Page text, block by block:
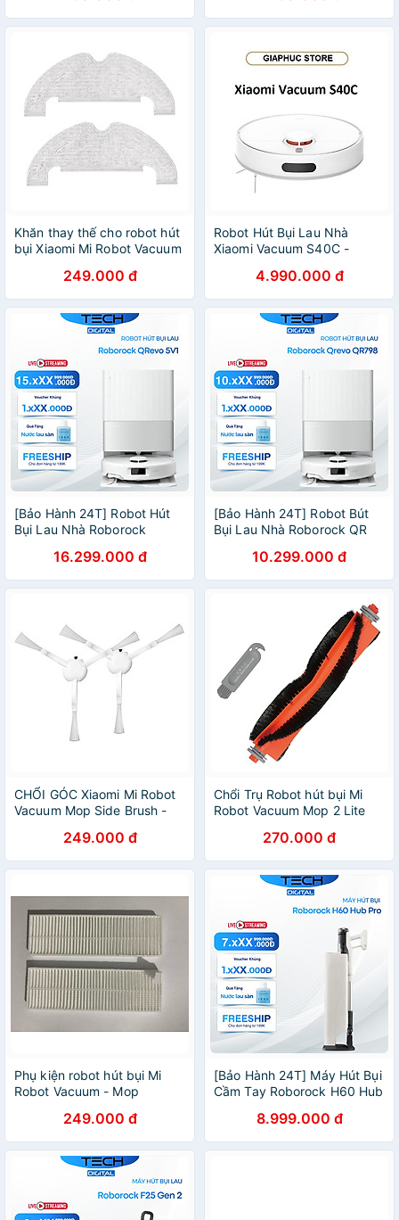
Hãng
Khăn thay thế cho robot hút
bụi Xiaomi Mi Robot Vacuum
BHR5330TY - Hàng Chính
Hãng
249.000 đ
Robot Hút Bụi Lau Nhà
Xiaomi Vacuum S40C -
4.990.000 đ
[Bảo Hành 24T] Robot Hút
Bụi Lau Nhà Roborock
18.500 Pa - Hàng Chính
Hãng
16.299.000 đ
[Bảo Hành 24T] Robot Bút
Bụi Lau Nhà Roborock QR
Rối - Hàng Chính Hãng
10.299.000 đ
CHỔI GÓC Xiaomi Mi Robot
Vacuum Mop Side Brush -
249.000 đ
Chổi Trụ Robot hút bụi Mi
Robot Vacuum Mop 2 Lite
270.000 đ
Phụ kiện robot hút bụi Mi
Robot Vacuum - Mop
HEPA) - Hàng chính hãng
249.000 đ
[Bảo Hành 24T] Máy Hút Bụi
Cầm Tay Roborock H60 Hub
Hàng Chính Hãng
8.999.000 đ